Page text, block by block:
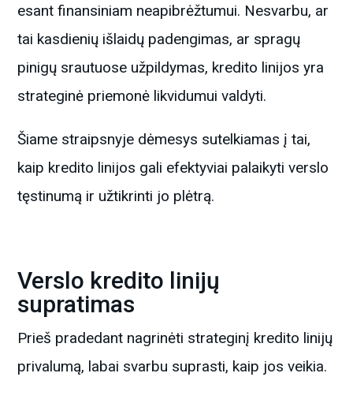
esant finansiniam neapibrėžtumui. Nesvarbu, ar
tai kasdienių išlaidų padengimas, ar spragų
pinigų srautuose užpildymas, kredito linijos yra
strateginė priemonė likvidumui valdyti.
Šiame straipsnyje dėmesys sutelkiamas į tai,
kaip kredito linijos gali efektyviai palaikyti verslo
tęstinumą ir užtikrinti jo plėtrą.
Verslo kredito linijų
supratimas
Prieš pradedant nagrinėti strateginį kredito linijų
privalumą, labai svarbu suprasti, kaip jos veikia.